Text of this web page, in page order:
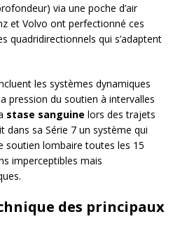
via une poche d’air
et Volvo ont perfectionné ces
quadridirectionnels qui s’adaptent
les systèmes dynamiques
pression du soutien à intervalles
stase sanguine lors des trajets
dans sa Série 7 un système qui
soutien lombaire toutes les 15
imperceptibles mais
des principaux